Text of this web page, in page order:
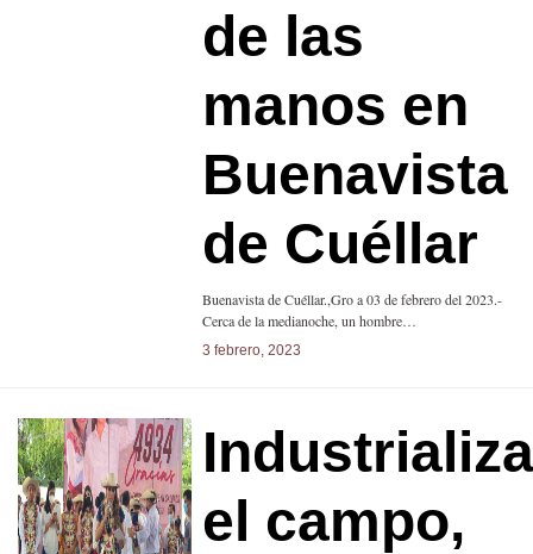
de las
manos en
Buenavista
de Cuéllar
Buenavista de Cuéllar.,Gro a 03 de febrero del 2023.-
Cerca de la medianoche, un hombre…
3 febrero, 2023
el campo,